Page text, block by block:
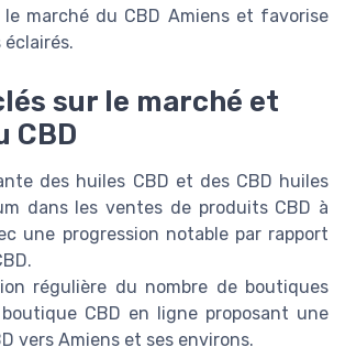
marché du CBD Amiens et favorise
éclairés.
sur le marché et
CBD
des huiles CBD et des CBD huiles
dans les ventes de produits CBD à
une progression notable par rapport
régulière du nombre de boutiques
CBD en ligne proposant une
vers Amiens et ses environs.